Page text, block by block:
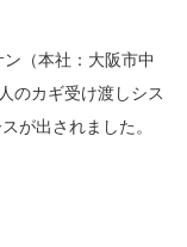
（本社：大阪市中
のカギ受け渡しシス
が出されました。